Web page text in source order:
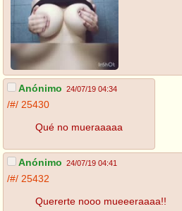
Anónimo 24/07/19 04:34
/#/ 25430
Qué no mueraaaaa
Anónimo 24/07/19 04:41
/#/ 25432
Quererte nooo mueeeraaaa!!